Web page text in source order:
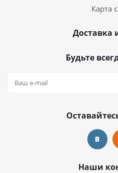
Карта
Доставка
Будьте
Наши